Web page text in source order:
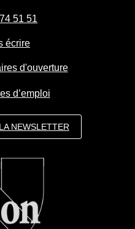
51 51
écrire
d'ouverture
d’emploi
NEWSLETTER